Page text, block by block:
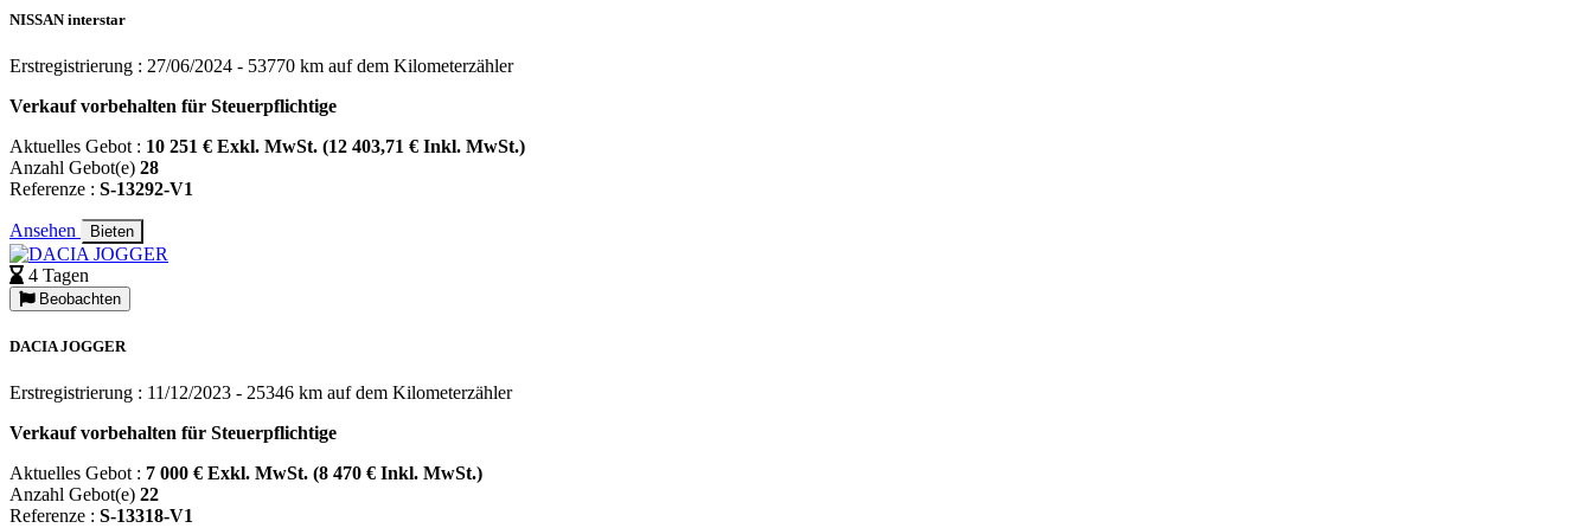
NISSAN interstar
Erstregistrierung : 27/06/2024 - 53770 km auf dem Kilometerzähler
Verkauf vorbehalten für Steuerpflichtige
Aktuelles Gebot : 10 251 € Exkl. MwSt. (12 403,71 € Inkl. MwSt.)
Anzahl Gebot(e) 28
Referenze : S-13292-V1
Ansehen Bieten
4 Tagen
Beobachten
DACIA JOGGER
Erstregistrierung : 11/12/2023 - 25346 km auf dem Kilometerzähler
Verkauf vorbehalten für Steuerpflichtige
Aktuelles Gebot : 7 000 € Exkl. MwSt. (8 470 € Inkl. MwSt.)
Anzahl Gebot(e) 22
Referenze : S-13318-V1